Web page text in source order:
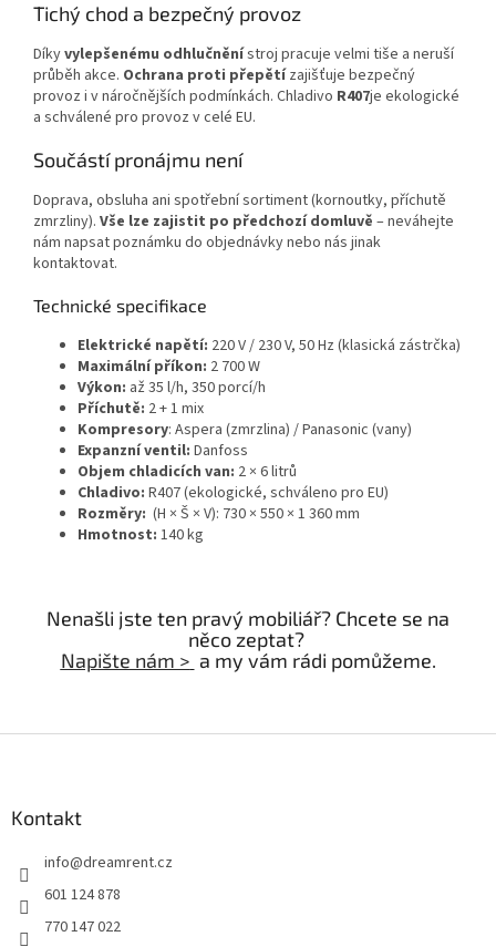
Tichý chod a bezpečný provoz
Díkyvylepšenému odhlučněnístroj pracuje velmi tiše a neruší
průběh akce. Ochrana proti přepětízajišťuje bezpečný
provoz i v náročnějších podmínkách. Chladivo R407je ekologické
a schválené pro provoz v celé EU.
Součástí pronájmu není
Doprava, obsluha ani spotřební sortiment (kornoutky, příchutě
zmrzliny). Vše lze zajistit po předchozí domluvě – neváhejte
nám napsat poznámku do objednávky nebo nás jinak
kontaktovat.
Technické specifikace
Elektrické napětí: 220 V / 230 V, 50 Hz (klasická zástrčka)
Maximální příkon: 2 700 W
Výkon: až 35 l/h, 350 porcí/h
Příchutě: 2 + 1 mix
Kompresory: Aspera (zmrzlina) / Panasonic (vany)
Expanzní ventil: Danfoss
Objem chladicích van: 2 × 6 litrů
Chladivo: R407 (ekologické, schváleno pro EU)
Rozměry: (H × Š × V): 730 × 550 × 1 360 mm
Hmotnost: 140 kg
Nenašli jste ten pravý mobiliář? Chcete se na
něco zeptat?
Napište nám > a my vám rádi pomůžeme.
Kontakt
info@dreamrent.cz
601 124 878
770 147 022